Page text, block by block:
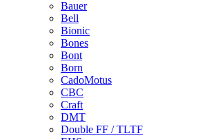
Bauer
Bell
Bionic
Bones
Bont
Born
CadoMotus
CBC
Craft
DMT
Double FF / TLTF